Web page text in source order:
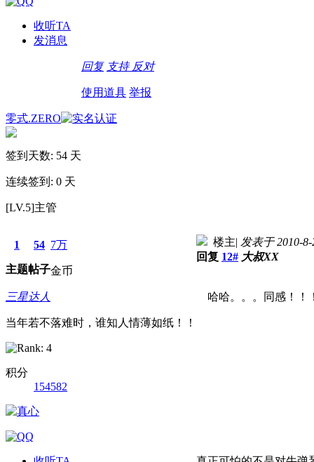
收听TA
发消息
回复 支持 反对
使用道具 举报
零式.ZERO
签到天数: 54 天
连续签到: 0 天
[LV.5]主管
1
主题
54
帖子
7万
金币
三星达人
当年若不落难时，谁知人情薄如纸！！
积分
154582
楼主| 发表于 2010-8-
回复 12# 大叔XX
哈哈。。。同感！！